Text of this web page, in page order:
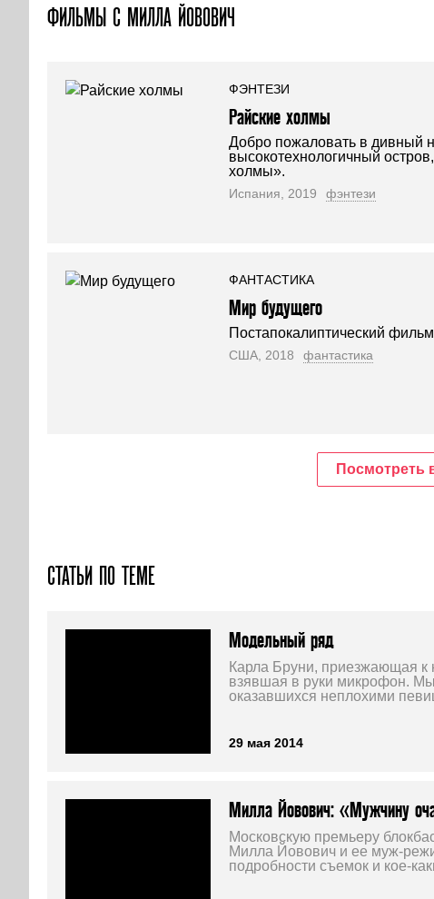
ФИЛЬМЫ С МИЛЛА ЙОВОВИЧ
ФЭНТЕЗИ
Райские холмы
Добро пожаловать в дивный
высокотехнологичный
холмы».
Испания, 2019 фэнтези
ФАНТАСТИКА
Мир будущего
Постапокалиптический
США, 2018 фантастика
Посмотреть
СТАТЬИ ПО ТЕМЕ
Модельный ряд
Карла Бруни, приезжающая к
взявшая в руки микрофон.
оказавшихся неплохими
29 мая 2014
Милла Йовович: «Мужчину
Московскую премьеру
Милла Йовович и ее муж-
подробности съемок и кое-